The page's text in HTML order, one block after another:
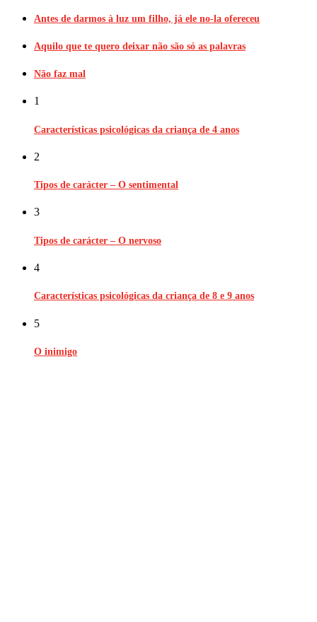
Antes de darmos à luz um filho, já ele no-la ofereceu
Aquilo que te quero deixar não são só as palavras
Não faz mal
1
Características psicológicas da criança de 4 anos
2
Tipos de carácter – O sentimental
3
Tipos de carácter – O nervoso
4
Características psicológicas da criança de 8 e 9 anos
5
O inimigo